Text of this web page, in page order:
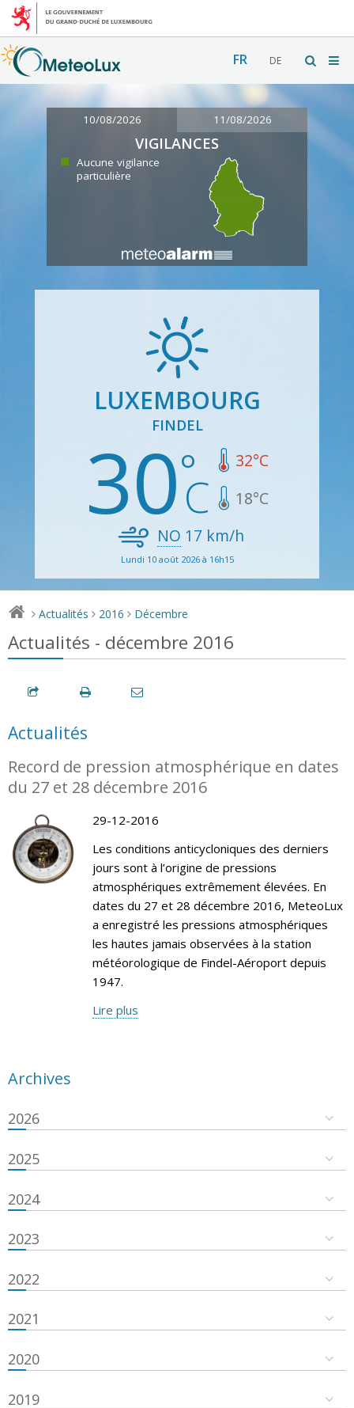
FR DE
10/08/2026 11/08/2026
VIGILANCES
Aucune vigilance
particulière
LUXEMBOURG
FINDEL
30 32°C
18°C
NO 17 km/h
Lundi 10 août 2026 à 16h15
> Actualités > 2016 > Décembre
Actualités - décembre 2016
Actualités
Record de pression atmosphérique en dates
du 27 et 28 décembre 2016
29-12-2016
Les conditions anticycloniques des derniers
jours sont à l’origine de pressions
atmosphériques extrêmement élevées. En
dates du 27 et 28 décembre 2016, MeteoLux
a enregistré les pressions atmosphériques
les hautes jamais observées à la station
météorologique de Findel-Aéroport depuis
1947.
Lire plus
Archives
2026
2025
2024
2023
2022
2021
2020
2019